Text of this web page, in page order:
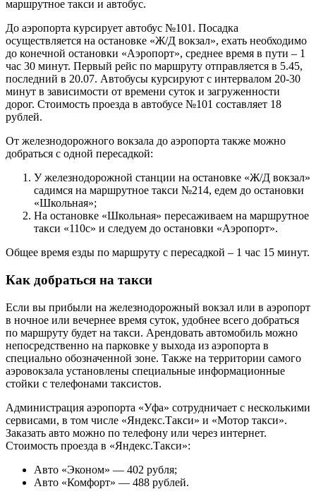
маршрутное такси и автобус.
До аэропорта курсирует автобус №101. Посадка
осуществляется на остановке «Ж/Д вокзал», ехать необходимо
до конечной остановки «Аэропорт», среднее время в пути – 1
час 30 минут. Первый рейс по маршруту отправляется в 5.45,
последний в 20.07. Автобусы курсируют с интервалом 20-30
минут в зависимости от времени суток и загруженности
дорог. Стоимость проезда в автобусе №101 составляет 18
рублей.
От железнодорожного вокзала до аэропорта также можно
добраться с одной пересадкой:
У железнодорожной станции на остановке «Ж/Д вокзал»
садимся на маршрутное такси №214, едем до остановки
«Школьная»;
На остановке «Школьная» пересаживаем на маршрутное
такси «110с» и следуем до остановки «Аэропорт».
Общее время езды по маршруту с пересадкой – 1 час 15 минут.
Как добраться на такси
Если вы прибыли на железнодорожный вокзал или в аэропорт
в ночное или вечернее время суток, удобнее всего добраться
по маршруту будет на такси. Арендовать автомобиль можно
непосредственно на парковке у выхода из аэропорта в
специально обозначенной зоне. Также на территории самого
аэровокзала установлены специальные информационные
стойки с телефонами таксистов.
Администрация аэропорта «Уфа» сотрудничает с несколькими
сервисами, в том числе «Яндекс.Такси» и «Мотор такси».
Заказать авто можно по телефону или через интернет.
Стоимость проезда в «Яндекс.Такси»:
Авто «Эконом» — 402 рубля;
Авто «Комфорт» — 488 рублей.